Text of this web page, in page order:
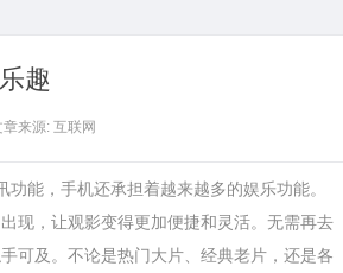
趣
章来源: 互联网
能，手机还承担着越来越多的娱乐功能。
现，让观影变得更加便捷和灵活。无需再去
可及。不论是热门大片、经典老片，还是各